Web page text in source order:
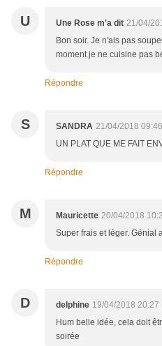
U Une Rose m'a dit 21/04/
Bon soir. Je n'ais pas
moment je ne cuisine pas
Répondre
S SANDRA 21/04/2018 09:46
UN PLAT QUE ME FAIT
Répondre
M Mauricette 20/04/2018
Super frais et léger. Génial
Répondre
D delphine 19/04/2018 20:27
Hum belle idée, cela doit
soirée